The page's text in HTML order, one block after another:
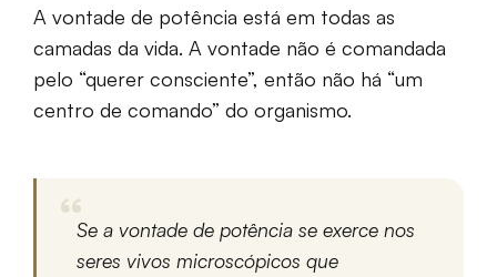
A vontade de potência está em todas as
camadas da vida. A vontade não é comandada
pelo “querer consciente”, então não há “um
centro de comando” do organismo.
Se a vontade de potência se exerce nos
seres vivos microscópicos que